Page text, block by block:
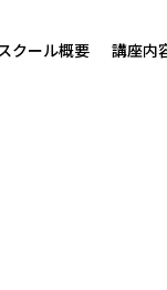
クール概要 講座内